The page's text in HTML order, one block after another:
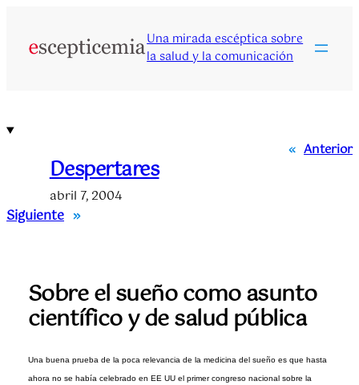
contenido
Una mirada escéptica sobre
la salud y la comunicación
« Anterior
Despertares
abril 7, 2004
Siguiente »
Sobre el sueño como asunto
científico y de salud pública
Una buena prueba de la poca relevancia de la medicina del sueño es que hasta
ahora no se había celebrado en EE UU el primer congreso nacional sobre la